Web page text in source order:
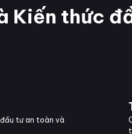
Kiến thức
tư an toàn và